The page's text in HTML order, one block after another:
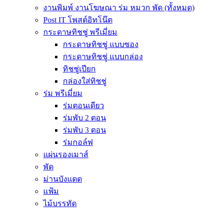
งานพิมพ์ งานโฆษณา ร่ม หมวก พัด (ทั้งหมด)
Post IT โพสต์อิทโน๊ต
กระดาษทิชชู่ พรีเมี่ยม
กระดาษทิชชู่ แบบซอง
กระดาษทิชชู่ แบบกล่อง
ทิชชู่เปียก
กล่องใส่ทิชชู่
ร่ม พรีเมี่ยม
ร่มตอนเดียว
ร่มพับ 2 ตอน
ร่มพับ 3 ตอน
ร่มกอล์ฟ
แผ่นรองเมาส์
พัด
ม่านบังแดด
แฟ้ม
ไม้บรรทัด